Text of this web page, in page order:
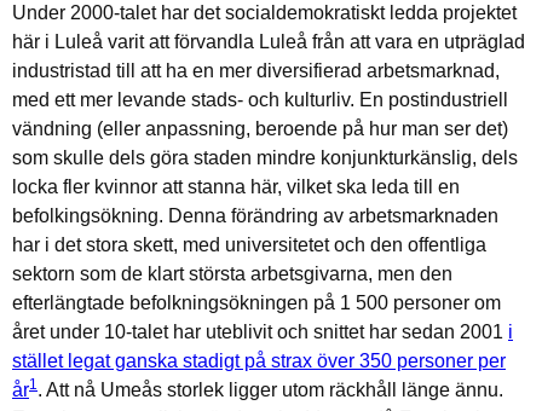
Under 2000-talet har det socialdemokratiskt ledda projektet
här i Luleå varit att förvandla Luleå från att vara en utpräglad
industristad till att ha en mer diversifierad arbetsmarknad,
med ett mer levande stads- och kulturliv. En postindustriell
vändning (eller anpassning, beroende på hur man ser det)
som skulle dels göra staden mindre konjunkturkänslig, dels
locka fler kvinnor att stanna här, vilket ska leda till en
befolkingsökning. Denna förändring av arbetsmarknaden
har i det stora skett, med universitetet och den offentliga
sektorn som de klart största arbetsgivarna, men den
efterlängtade befolkningsökningen på 1 500 personer om
året under 10-talet har uteblivit och snittet har sedan 2001 i
stället legat ganska stadigt på strax över 350 personer per
år1. Att nå Umeås storlek ligger utom räckhåll länge ännu.